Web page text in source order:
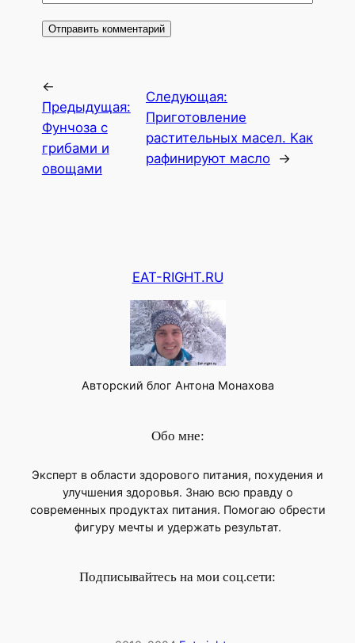
←
Предыдущая:
Фунчоза с
грибами и
овощами
Следующая:
Приготовление
растительных масел. Как
рафинируют масло →
EAT-RIGHT.RU
Авторский блог Антона Монахова
Обо мне:
Эксперт в области здорового питания, похудения и
улучшения здоровья. Знаю всю правду о
современных продуктах питания. Помогаю обрести
фигуру мечты и удержать результат.
Подписывайтесь на мои соц.сети: